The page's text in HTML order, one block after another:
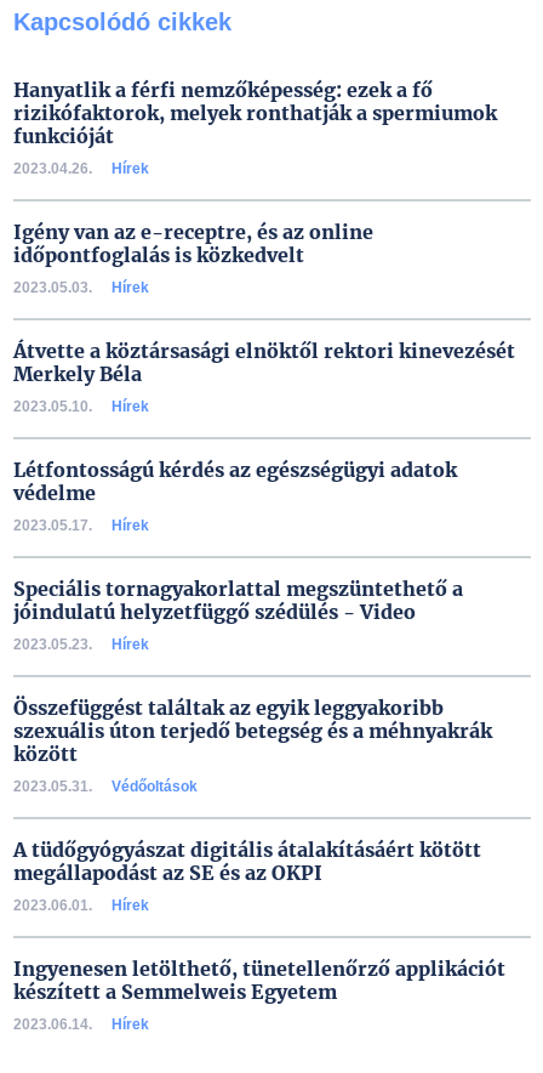
Kapcsolódó cikkek
Hanyatlik a férfi nemzőképesség: ezek a fő
rizikófaktorok, melyek ronthatják a spermiumok
funkcióját
2023.04.26. Hírek
Igény van az e-receptre, és az online
időpontfoglalás is közkedvelt
2023.05.03. Hírek
Átvette a köztársasági elnöktől rektori kinevezését
Merkely Béla
2023.05.10. Hírek
Létfontosságú kérdés az egészségügyi adatok
védelme
2023.05.17. Hírek
Speciális tornagyakorlattal megszüntethető a
jóindulatú helyzetfüggő szédülés - Video
2023.05.23. Hírek
Összefüggést találtak az egyik leggyakoribb
szexuális úton terjedő betegség és a méhnyakrák
között
2023.05.31. Védőoltások
A tüdőgyógyászat digitális átalakításáért kötött
megállapodást az SE és az OKPI
2023.06.01. Hírek
Ingyenesen letölthető, tünetellenőrző applikációt
készített a Semmelweis Egyetem
2023.06.14. Hírek